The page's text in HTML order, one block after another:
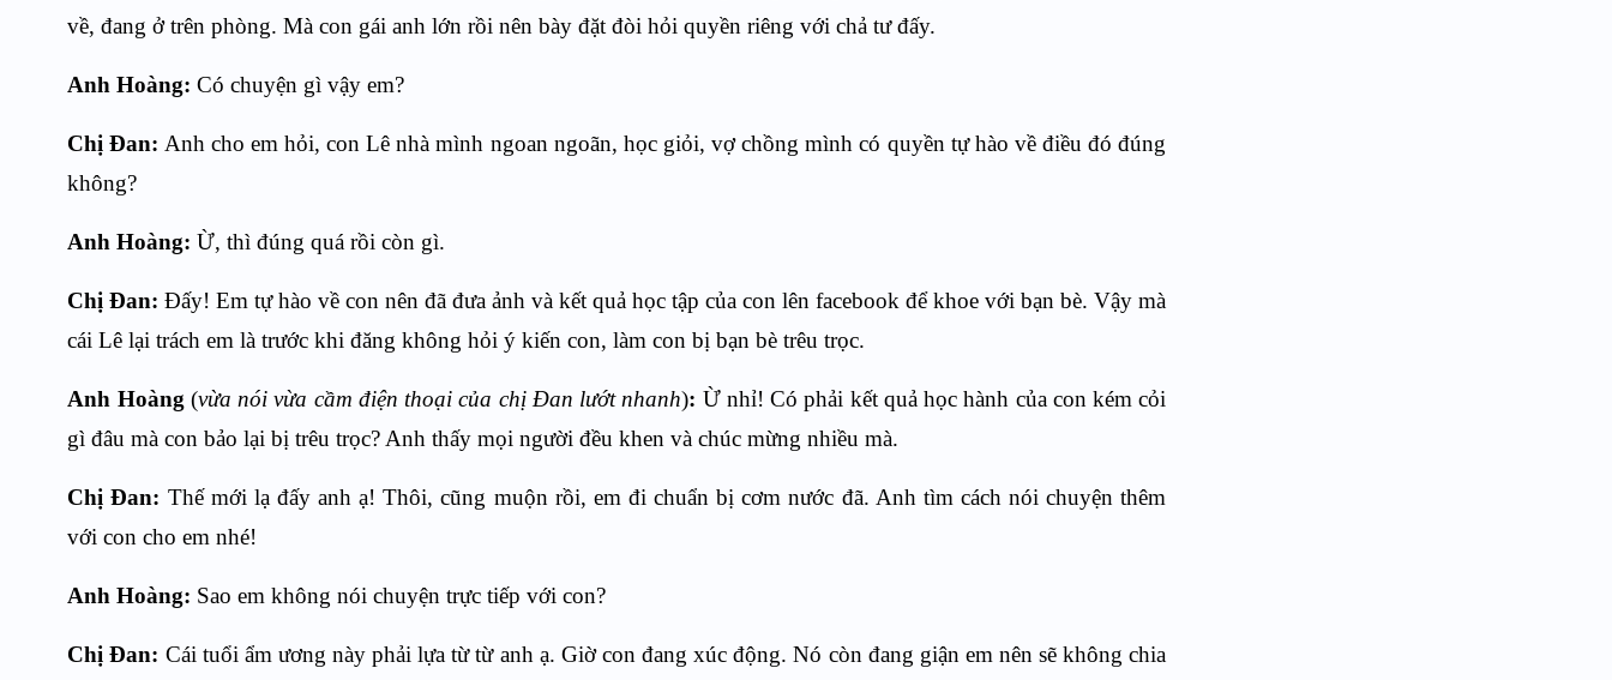
về, đang ở trên phòng. Mà con gái anh lớn rồi nên bày đặt đòi hỏi quyền riêng với chả tư đấy.
Anh Hoàng: Có chuyện gì vậy em?
Chị Đan: Anh cho em hỏi, con Lê nhà mình ngoan ngoãn, học giỏi, vợ chồng mình có quyền tự hào về điều đó đúng
không?
Anh Hoàng: Ừ, thì đúng quá rồi còn gì.
Chị Đan: Đấy! Em tự hào về con nên đã đưa ảnh và kết quả học tập của con lên facebook để khoe với bạn bè. Vậy mà
cái Lê lại trách em là trước khi đăng không hỏi ý kiến con, làm con bị bạn bè trêu trọc.
Anh Hoàng (vừa nói vừa cầm điện thoại của chị Đan lướt nhanh): Ừ nhỉ! Có phải kết quả học hành của con kém cỏi
gì đâu mà con bảo lại bị trêu trọc? Anh thấy mọi người đều khen và chúc mừng nhiều mà.
Chị Đan: Thế mới lạ đấy anh ạ! Thôi, cũng muộn rồi, em đi chuẩn bị cơm nước đã. Anh tìm cách nói chuyện thêm
với con cho em nhé!
Anh Hoàng: Sao em không nói chuyện trực tiếp với con?
Chị Đan: Cái tuổi ẩm ương này phải lựa từ từ anh ạ. Giờ con đang xúc động. Nó còn đang giận em nên sẽ không chia